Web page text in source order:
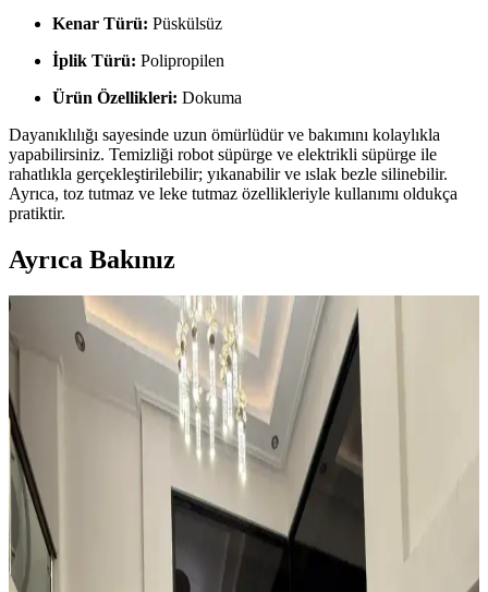
Kenar Türü: Püskülsüz
İplik Türü: Polipropilen
Ürün Özellikleri: Dokuma
Dayanıklılığı sayesinde uzun ömürlüdür ve bakımını kolaylıkla
yapabilirsiniz. Temizliği robot süpürge ve elektrikli süpürge ile
rahatlıkla gerçekleştirilebilir; yıkanabilir ve ıslak bezle silinebilir.
Ayrıca, toz tutmaz ve leke tutmaz özellikleriyle kullanımı oldukça
pratiktir.
Ayrıca Bakınız
Kahvaltı Köşeleri İçin Sandalye Seçenekleri ve
Dekorasyon İpuçları
Kahvaltı köşelerinde ahşap ve sentetik deri sandalyeler, dayanıklılık
ve temizlik kolaylığı sunar. Minder ve özel tasarım halılarla konfor
ve estetik dengelenir, mekanın atmosferi güçlenir.
Teal Renkli Sandalyenin Halı ve Dolapla
Uyumunda Renk Tonları ve Aksesuarların Rolü
Teal renkli sandalyenin halı ve dolapla uyumu, doğru renk tonları ve
aksesuar seçimiyle sağlanır. Halıdaki mavi-yeşil alt tonlar ve sıcak
ahşap dolap, teal rengini öne çıkarır, aksesuarlar ise denge oluşturur.